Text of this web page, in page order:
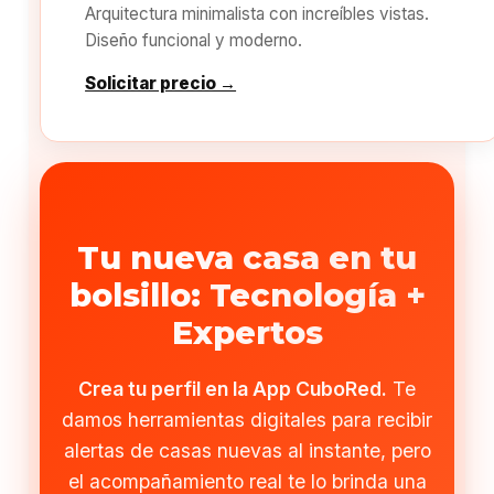
Arquitectura minimalista con increíbles vistas.
Diseño funcional y moderno.
Solicitar precio →
Tu nueva casa en tu
bolsillo: Tecnología +
Expertos
Crea tu perfil en la App CuboRed. Te
damos herramientas digitales para recibir
alertas de casas nuevas al instante, pero
el acompañamiento real te lo brinda una